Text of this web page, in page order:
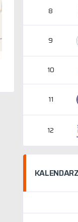
8
9
10
11
12
KALENDARZ